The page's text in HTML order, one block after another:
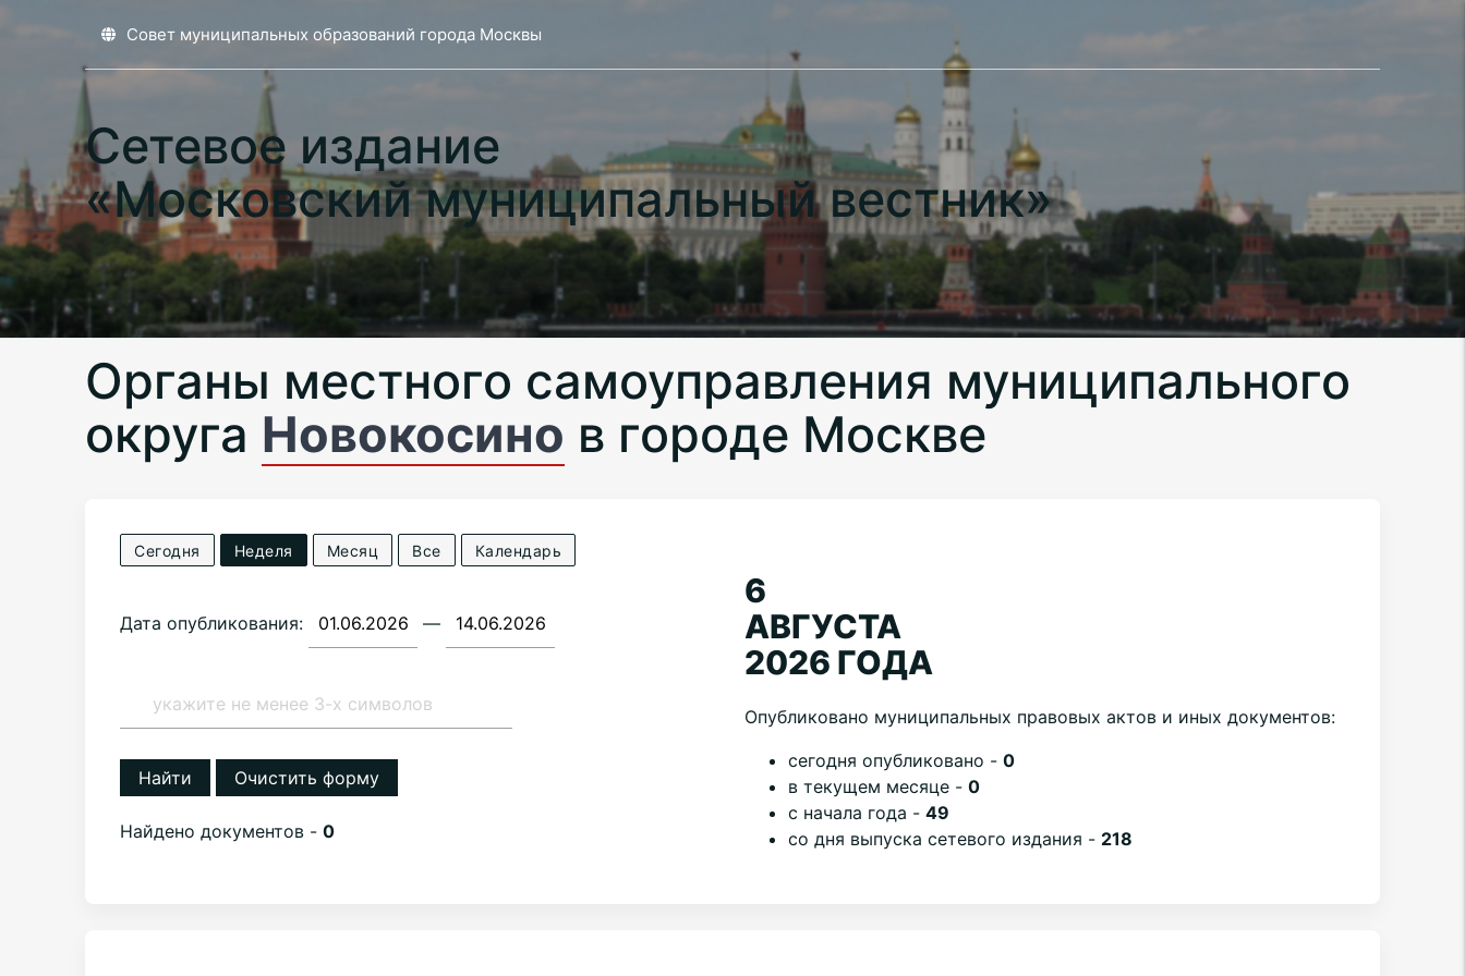
Совет муниципальных образований города Москвы
Сетевое издание
«Московский муниципальный вестник»
Органы местного самоуправления муниципального
округа Новокосино в городе Москве
Сегодня Неделя Месяц Все Календарь
Дата опубликования: —
Найти Очистить форму
Найдено документов -0
6
АВГУСТА
2026 ГОДА
Опубликовано муниципальных правовых актов и иных документов:
cегодня опубликовано -0
в текущем месяце -0
с начала года -49
со дня выпуска сетевого издания - 218